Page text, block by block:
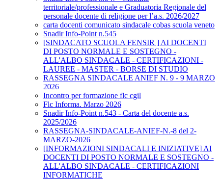
territoriale/professionale e Graduatoria Regionale del
personale docente di religione per l’a.s. 2026/2027
carta docenti comunicato sindacale cobas scuola veneto
Snadir Info-Point n.545
[SINDACATO SCUOLA FENSIR ] AI DOCENTI
DI POSTO NORMALE E SOSTEGNO -
ALL'ALBO SINDACALE - CERTIFICAZIONI -
LAUREE - MASTER - BORSE DI STUDIO
RASSEGNA SINDACALE ANIEF N. 9 - 9 MARZO
2026
Incontro per formazione flc cgil
Flc Informa. Marzo 2026
Snadir Info-Point n.543 - Carta del docente a.s.
2025/2026
RASSEGNA-SINDACALE-ANIEF-N.-8 del 2-
MARZO-2026
[INFORMAZIONI SINDACALI E INIZIATIVE] AI
DOCENTI DI POSTO NORMALE E SOSTEGNO -
ALL'ALBO SINDACALE - CERTIFICAZIONI
INFORMATICHE